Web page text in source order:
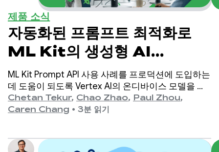
제품 소식
자동화된 프롬프트 최적화로
ML Kit의 생성형 AI
Prompt API의 품질을 개선
하는 방법
ML Kit Prompt API 사용 사례를 프로덕션에 도입하는
데 도움이 되도록 Vertex AI의 온디바이스 모델을 타
겟팅하는 자동화된 프롬프트 최적화 (APO)를 발표하
게 되어 기쁩니다. 자동화된 프롬프트 최적화는 사용
Chetan Tekur, Chao Zhao, Paul Zhou,
Caren Chang • 3분 읽기